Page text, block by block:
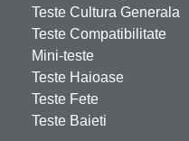
Teste Cultura Generala
Teste Compatibilitate
Mini-teste
Teste Haioase
Teste Fete
Teste Baieti